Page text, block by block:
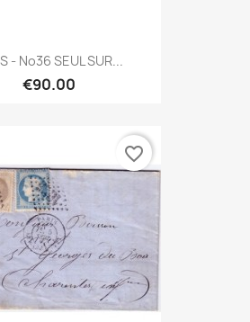
- No36 SEUL SUR...
€90.00
favorite_border